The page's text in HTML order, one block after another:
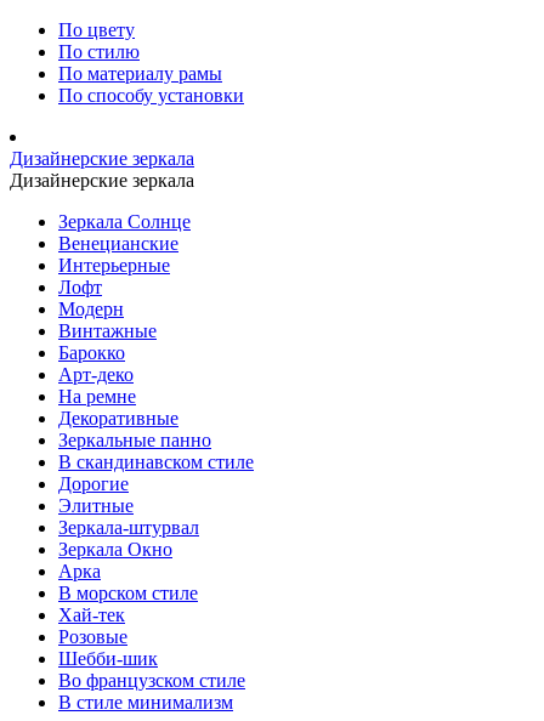
По цвету
По стилю
По материалу рамы
По способу установки
Дизайнерские зеркала
Дизайнерские зеркала
Зеркала Солнце
Венецианские
Интерьерные
Лофт
Модерн
Винтажные
Барокко
Арт-деко
На ремне
Декоративные
Зеркальные панно
В скандинавском стиле
Дорогие
Элитные
Зеркала-штурвал
Зеркала Окно
Арка
В морском стиле
Хай-тек
Розовые
Шебби-шик
Во французском стиле
В стиле минимализм